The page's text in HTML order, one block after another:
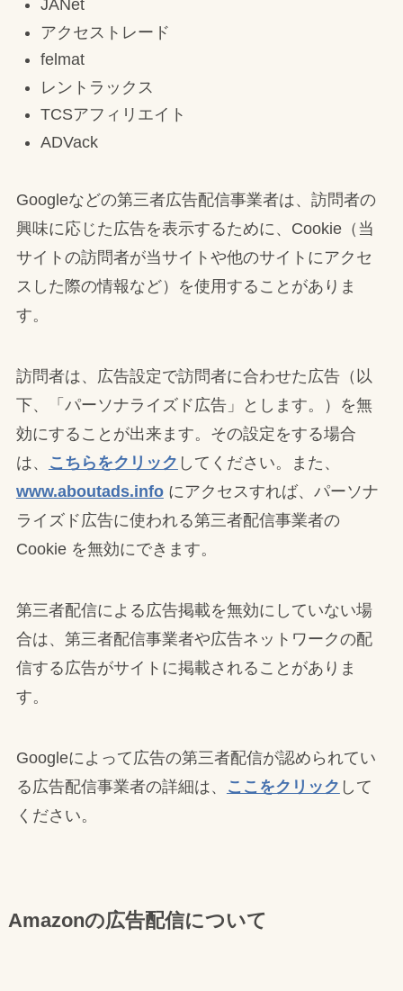
JANet
アクセストレード
felmat
レントラックス
TCSアフィリエイト
ADVack
Googleなどの第三者広告配信事業者は、訪問者の
興味に応じた広告を表示するために、Cookie（当
サイトの訪問者が当サイトや他のサイトにアクセ
スした際の情報など）を使用することがありま
す。
訪問者は、広告設定で訪問者に合わせた広告（以
下、「パーソナライズド広告」とします。）を無
効にすることが出来ます。その設定をする場合
は、
こちらをクリック してください。また、
www.aboutads.infoにアクセスすれば、パーソナ
ライズド広告に使われる第三者配信事業者の
Cookie を無効にできます。
第三者配信による広告掲載を無効にしていない場
合は、第三者配信事業者や広告ネットワークの配
信する広告がサイトに掲載されることがありま
す。
Googleによって広告の第三者配信が認められてい
る広告配信事業者の詳細は、
ここをクリック して
ください。
Amazonの広告配信について